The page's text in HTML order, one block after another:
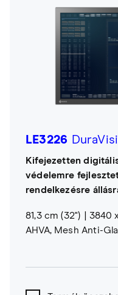
LE3226
Kifejezetten
védelemre
rendelkezésre
81,3 cm (32")
3840
AHVA, Mesh Anti-